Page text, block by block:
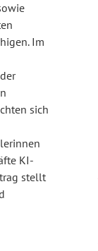
Im
sich
KI-
stellt